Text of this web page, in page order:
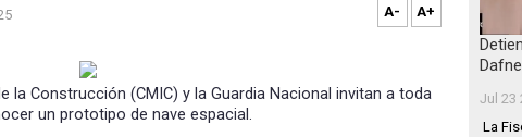
A- A+
la Construcción (CMIC) y la Guardia Nacional invitan a toda
un prototipo de nave espacial.
Jul 23
La